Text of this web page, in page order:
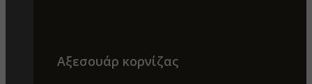
Αξεσουάρ κορνίζας